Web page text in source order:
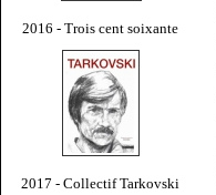
2016 - Trois cent soixante
2017 - Collectif Tarkovski